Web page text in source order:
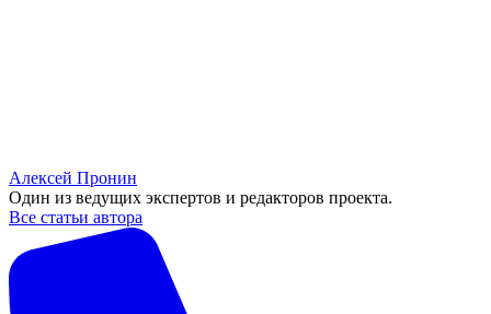
Алексей Пронин
Один из ведущих экспертов и редакторов проекта.
Все статьи автора